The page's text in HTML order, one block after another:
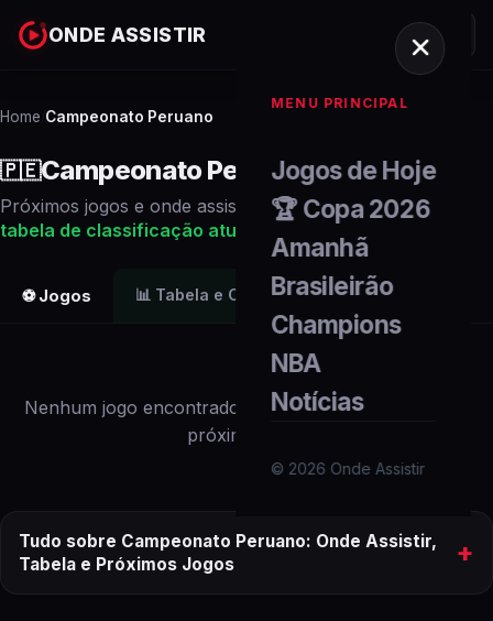
ONDE ASSISTIR
MENU PRINCIPAL
Jogos de Hoje
🏆 Copa 2026
Amanhã
Brasileirão
Champions
NBA
Notícias
© 2026 Onde Assistir
Home Campeonato Peruano
🇵🇪Campeonato Peruano
Próximos jogos e onde assistir ao vivo. Veja também a
tabela de classificação atualizada
⚽ Jogos 📊 Tabela e Classificação
Nenhum jogo encontrado paraeste campeonato
próximos dias.
Tudo sobre Campeonato Peruano: Onde Assistir,
Tabela e Próximos Jogos
+